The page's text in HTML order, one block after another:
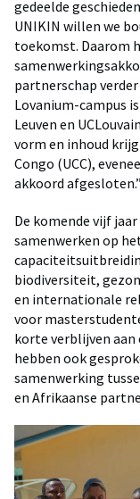
gedeelde
UNIKIN willen we
toekomst. Daarom
partnerschap
Lovanium-campus
Leuven en
vorm en inhoud
Congo (UCC),
akkoord afgesloten.”
De komende vijf
samenwerken op
biodiversiteit,
en internationale
voor
korte verblijven
hebben ook
samenwerking
en Afrikaanse